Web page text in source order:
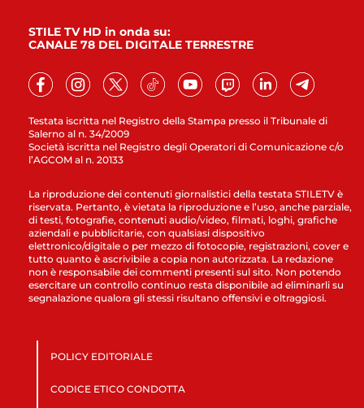
Testata iscritta nel Registro della Stampa presso il Tribunale di
Salerno al n. 34/2009
Società iscritta nel Registro degli Operatori di Comunicazione c/o
l’AGCOM al n. 20133
STILE TV HD in onda su:
CANALE 78 DEL DIGITALE TERRESTRE
La riproduzione dei contenuti giornalistici della testata STILETV è
riservata. Pertanto, è vietata la riproduzione e l’uso, anche parziale,
di testi, fotografie, contenuti audio/video, filmati, loghi, grafiche
aziendali e pubblicitarie, con qualsiasi dispositivo
elettronico/digitale o per mezzo di fotocopie, registrazioni, cover e
tutto quanto è ascrivibile a copia non autorizzata. La redazione
non è responsabile dei commenti presenti sul sito. Non potendo
esercitare un controllo continuo resta disponibile ad eliminarli su
segnalazione qualora gli stessi risultano offensivi e oltraggiosi.
POLICY EDITORIALE
CODICE ETICO CONDOTTA